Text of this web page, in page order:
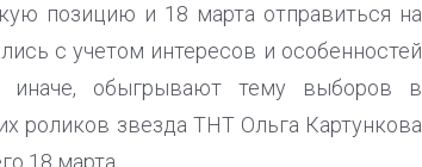
позицию и 18 марта отправиться на
с учетом интересов и особенностей
иначе, обыгрывают тему выборов в
роликов звезда ТНТ Ольга Картункова
18 марта.